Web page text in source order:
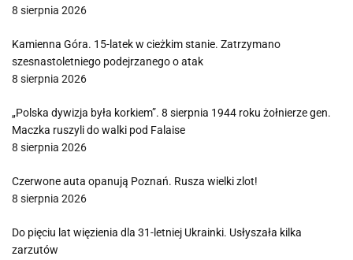
8 sierpnia 2026
Kamienna Góra. 15-latek w cieżkim stanie. Zatrzymano
szesnastoletniego podejrzanego o atak
8 sierpnia 2026
„Polska dywizja była korkiem”. 8 sierpnia 1944 roku żołnierze gen.
Maczka ruszyli do walki pod Falaise
8 sierpnia 2026
Czerwone auta opanują Poznań. Rusza wielki zlot!
8 sierpnia 2026
Do pięciu lat więzienia dla 31-letniej Ukrainki. Usłyszała kilka
zarzutów